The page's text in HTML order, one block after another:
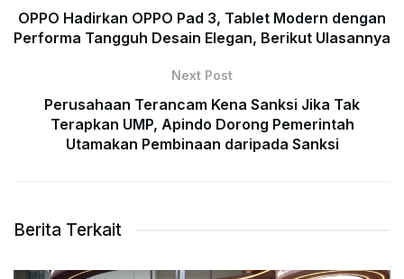
OPPO Hadirkan OPPO Pad 3, Tablet Modern dengan
Performa Tangguh Desain Elegan, Berikut Ulasannya
Next Post
Perusahaan Terancam Kena Sanksi Jika Tak
Terapkan UMP, Apindo Dorong Pemerintah
Utamakan Pembinaan daripada Sanksi
Berita Terkait